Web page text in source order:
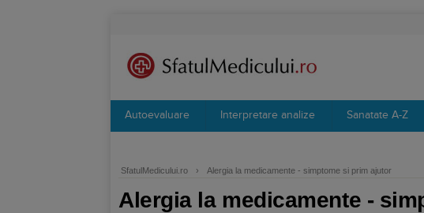
Autoevaluare Interpretare analize Sanatate A-Z
SfatulMedicului.ro › Alergia la medicamente - simptome si prim ajutor
Alergia la medicamente -